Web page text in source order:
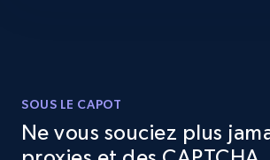
3.5K+
SOUS LE CAPOT
Ne vous souciez plus